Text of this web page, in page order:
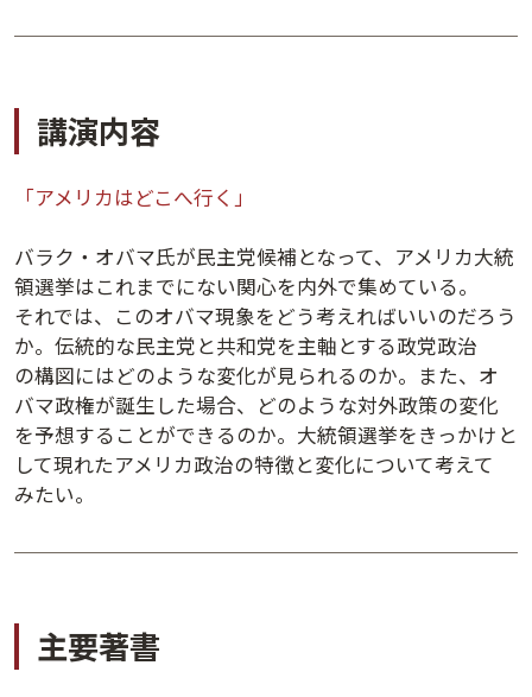
講演内容
「アメリカはどこへ行く」
バラク・オバマ氏が民主党候補となって、アメリカ大統
領選挙はこれまでにない関心を内外で集めている。
それでは、このオバマ現象をどう考えればいいのだろう
か。伝統的な民主党と共和党を主軸とする政党政治
の構図にはどのような変化が見られるのか。また、オ
バマ政権が誕生した場合、どのような対外政策の変化
を予想することができるのか。大統領選挙をきっかけと
して現れたアメリカ政治の特徴と変化について考えて
みたい。
主要著書
講演アーカイブ